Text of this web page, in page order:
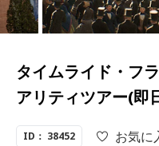
タイムライド・フ
アリティツアー(即
ID： 38452 お気に